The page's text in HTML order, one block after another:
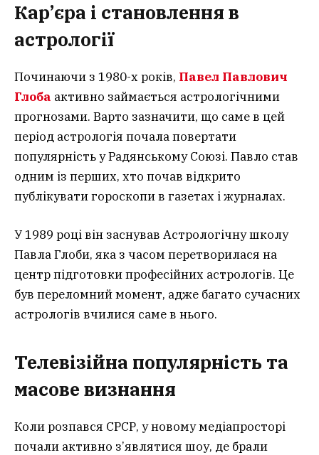
Кар’єра і становлення в
астрології
Починаючи з 1980-х років, Павел Павлович
Глоба активно займається астрологічними
прогнозами. Варто зазначити, що саме в цей
період астрологія почала повертати
популярність у Радянському Союзі. Павло став
одним із перших, хто почав відкрито
публікувати гороскопи в газетах і журналах.
У 1989 році він заснував Астрологічну школу
Павла Глоби, яка з часом перетворилася на
центр підготовки професійних астрологів. Це
був переломний момент, адже багато сучасних
астрологів вчилися саме в нього.
Телевізійна популярність та
масове визнання
Коли розпався СРСР, у новому медіапросторі
почали активно з’являтися шоу, де брали